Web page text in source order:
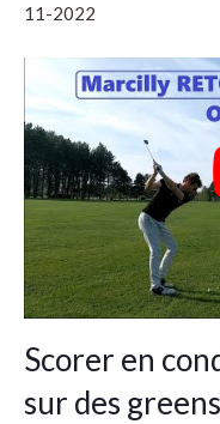
11-2022
Scorer en
sur des